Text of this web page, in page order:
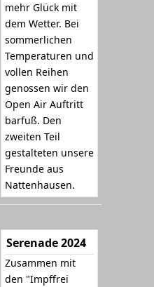
mehr Glück mit
dem Wetter. Bei
sommerlichen
Temperaturen und
vollen Reihen
genossen wir den
Open Air Auftritt
barfuß. Den
zweiten Teil
gestalteten unsere
Freunde aus
Nattenhausen.
Serenade 2024
Zusammen mit
den "Impffrei